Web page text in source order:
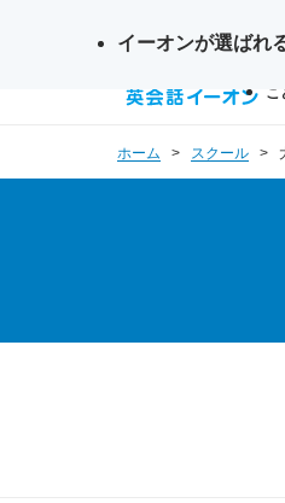
こ
イーオンが選ばれ
ホーム スクール